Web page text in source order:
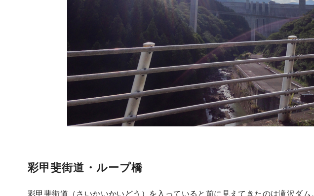
彩甲斐街道・ループ橋
彩甲斐街道（さいかいかいどう）を入っていると前に見えてきたのは滝沢ダム。